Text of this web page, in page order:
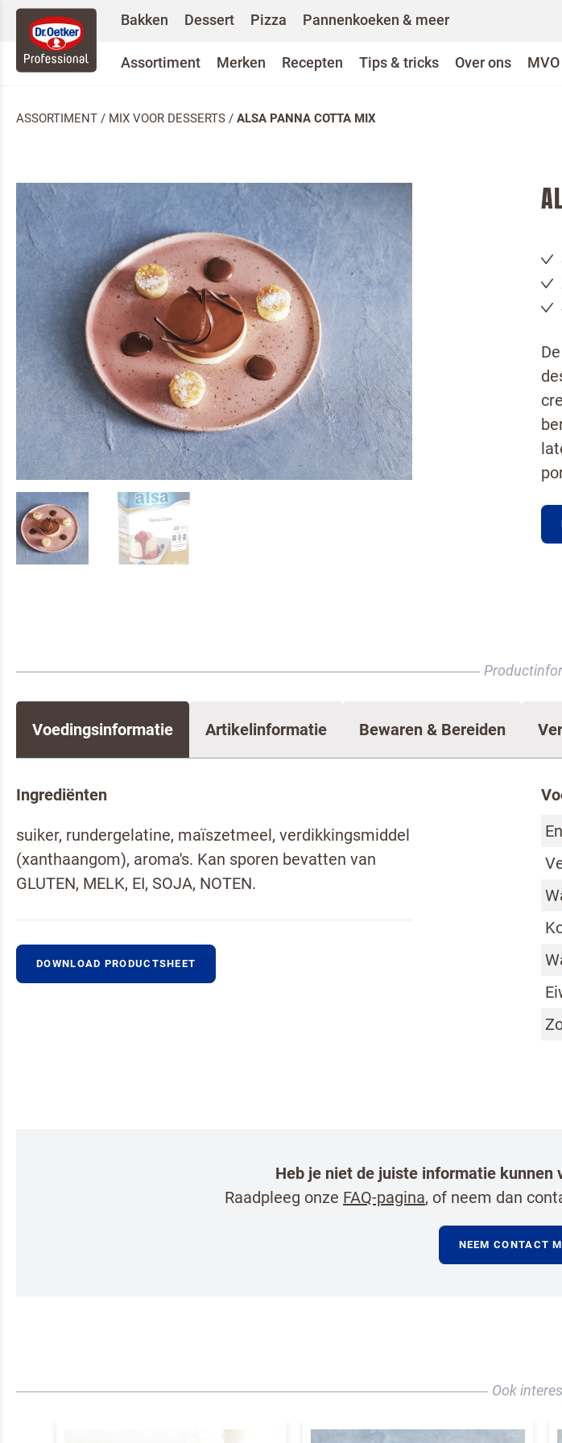
Bakken Dessert Pizza Pannenkoeken & meer
Assortiment Merken Recepten Tips & tricks Over ons MVO
ASSORTIMENT / MIX VOOR DESSERTS / ALSA PANNA COTTA MIX
Voedingsinformatie Artikelinformatie Bewaren & Bereiden
Ingrediënten
suiker, rundergelatine, maïszetmeel, verdikkingsmiddel
(xanthaangom), aroma's. Kan sporen bevatten van
GLUTEN, MELK, EI, SOJA, NOTEN.
DOWNLOAD PRODUCTSHEET
Heb je niet de juiste informatie kunnen
Raadpleeg onze FAQ-pagina, of neem dan
NEEM CONTACT
Ook
Neem contact met ons op